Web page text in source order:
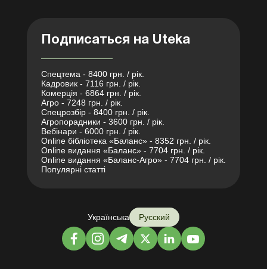
Подписаться на Uteka
Спецтема - 8400 грн. / рік.
Кадровик - 7116 грн. / рік.
Комерція - 6864 грн. / рік.
Агро - 7248 грн. / рік.
Спецрозбір - 8400 грн. / рік.
Агропорадники - 3600 грн. / рік.
Вебінари - 6000 грн. / рік.
Online бібліотека «Баланс» - 8352 грн. / рік.
Online видання «Баланс» - 7704 грн. / рік.
Online видання «Баланс-Агро» - 7704 грн. / рік.
Популярні статті
Українська Русский